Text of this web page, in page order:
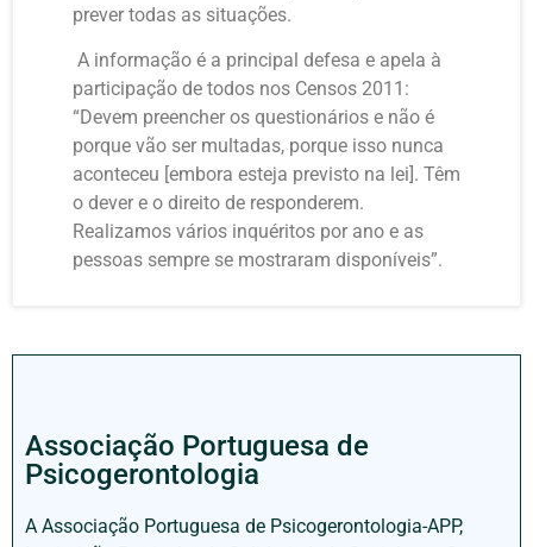
prever todas as situações.
A informação é a principal defesa e apela à
participação de todos nos Censos 2011:
“Devem preencher os questionários e não é
porque vão ser multadas, porque isso nunca
aconteceu [embora esteja previsto na lei]. Têm
o dever e o direito de responderem.
Realizamos vários inquéritos por ano e as
pessoas sempre se mostraram disponíveis”.
Associação Portuguesa de
Psicogerontologia
A Associação Portuguesa de Psicogerontologia-APP,